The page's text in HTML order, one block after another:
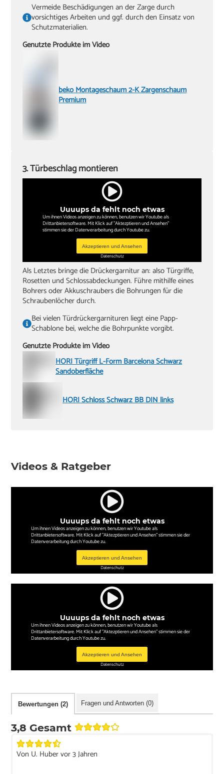
Vermeide Beschädigungen an der Zarge durch
vorsichtiges Arbeiten und ggf. durch den Einsatz von
Schutzmaterialien.
Genutzte Produkte im Video
beko Montageschaum 2-K Zargenschaum
Premium
Uuuups da fehlt noch etwas
Um ihnen Videos anzeigen zu können, benutzen wir Youtube als
Drittanbietersoftware. Mit Klick auf "Aktezptieren und Ansehen"
stimmen sie der Datenverarbeitung durch Youtube zu.
Akzeptieren und Ansehen
Datenschutz
3. Türbeschlag montieren
Als Letztes bringe die Drückergarnitur an: also Türgriffe,
Rosetten und Schlossabdeckungen. Führe mithilfe eines
Bohrers oder Akkuschraubers die Bohrungen für die
Schraubenlöcher durch.
Bei vielen Türdrückergarnituren liegt eine Papp-
Schablone bei, welche die Bohrpunkte vorgibt.
Genutzte Produkte im Video
HORI Türgriff L-Form Barcelona Schwarz
Sandoberfläche
HORI Schloss Schwarz BB DIN links
Videos & Ratgeber
Uuuups da fehlt noch etwas
Um ihnen Videos anzeigen zu können, benutzen wir Youtube als
Drittanbietersoftware. Mit Klick auf "Aktezptieren und Ansehen" stimmen sie der
Datenverarbeitung durch Youtube zu.
Akzeptieren und Ansehen
Datenschutz
Uuuups da fehlt noch etwas
Um ihnen Videos anzeigen zu können, benutzen wir Youtube als
Drittanbietersoftware. Mit Klick auf "Aktezptieren und Ansehen" stimmen sie der
Datenverarbeitung durch Youtube zu.
Akzeptieren und Ansehen
Datenschutz
Bewertungen (2) Fragen und Antworten (0)
3,8 Gesamt
Von U. Huber vor 3 Jahren